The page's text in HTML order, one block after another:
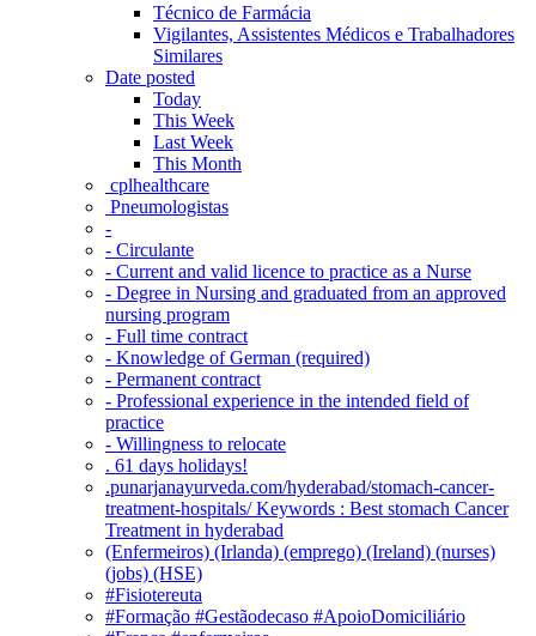
Técnico de Farmácia
Vigilantes, Assistentes Médicos e Trabalhadores
Similares
Date posted
Today
This Week
Last Week
This Month
‎ cplhealthcare‬
Pneumologistas
-
- Circulante
- Current and valid licence to practice as a Nurse
- Degree in Nursing and graduated from an approved
nursing program
- Full time contract
- Knowledge of German (required)
- Permanent contract
- Professional experience in the intended field of
practice
- Willingness to relocate
. 61 days holidays!
.punarjanayurveda.com/hyderabad/stomach-cancer-
treatment-hospitals/ Keywords : Best stomach Cancer
Treatment in hyderabad
(Enfermeiros) (Irlanda) (emprego) (Ireland) (nurses)
(jobs) (HSE)
#Fisiotereuta
#Formação #Gestãodecaso #ApoioDomiciliário